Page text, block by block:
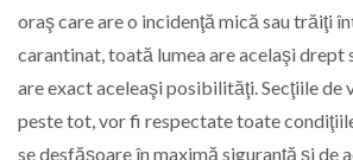
oraş care are o incidenţă mică sau trăiţi
carantinat, toată lumea are acelaşi drept
are exact aceleaşi posibilităţi. Secţiile
peste tot, vor fi respectate toate
se desfăşoare în maximă siguranţă şi de